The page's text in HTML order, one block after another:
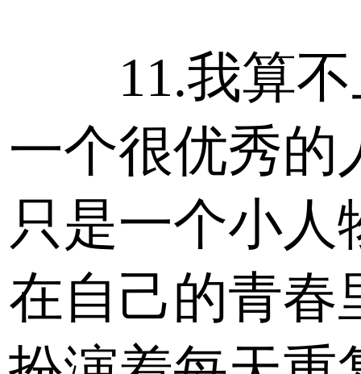
11.我算不
一个很优秀的
只是一个小人
在自己的青春